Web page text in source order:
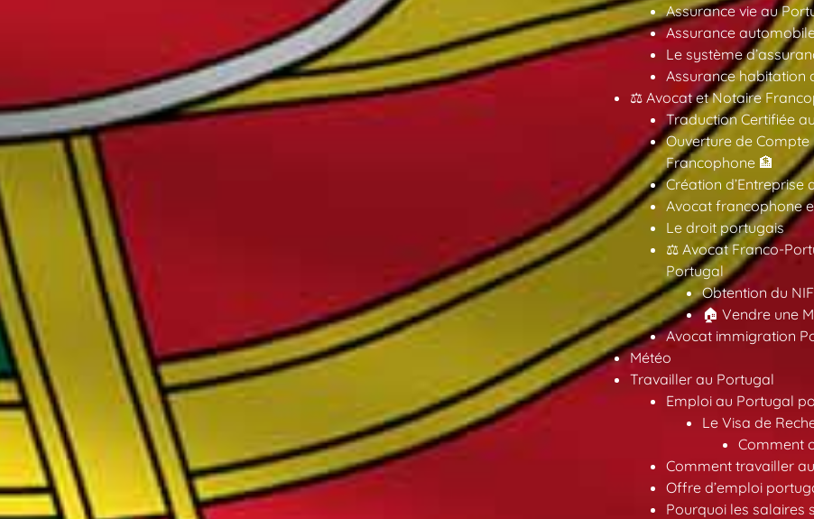
Assurance vie au
Assurance
Le système
Assurance habitation
⚖️ Avocat et Notaire
Traduction Certifiée
Ouverture de
Francophone 🏦
Création d’Entreprise
Avocat francophone
Le droit portugais
⚖️ Avocat Franco-
Portugal
Obtention du
🏠 Vendre une
Avocat immigration
Météo
Travailler au Portugal
Emploi au Portugal
Le Visa de
Comment
Comment travailler
Offre d’emploi
Pourquoi les salaires